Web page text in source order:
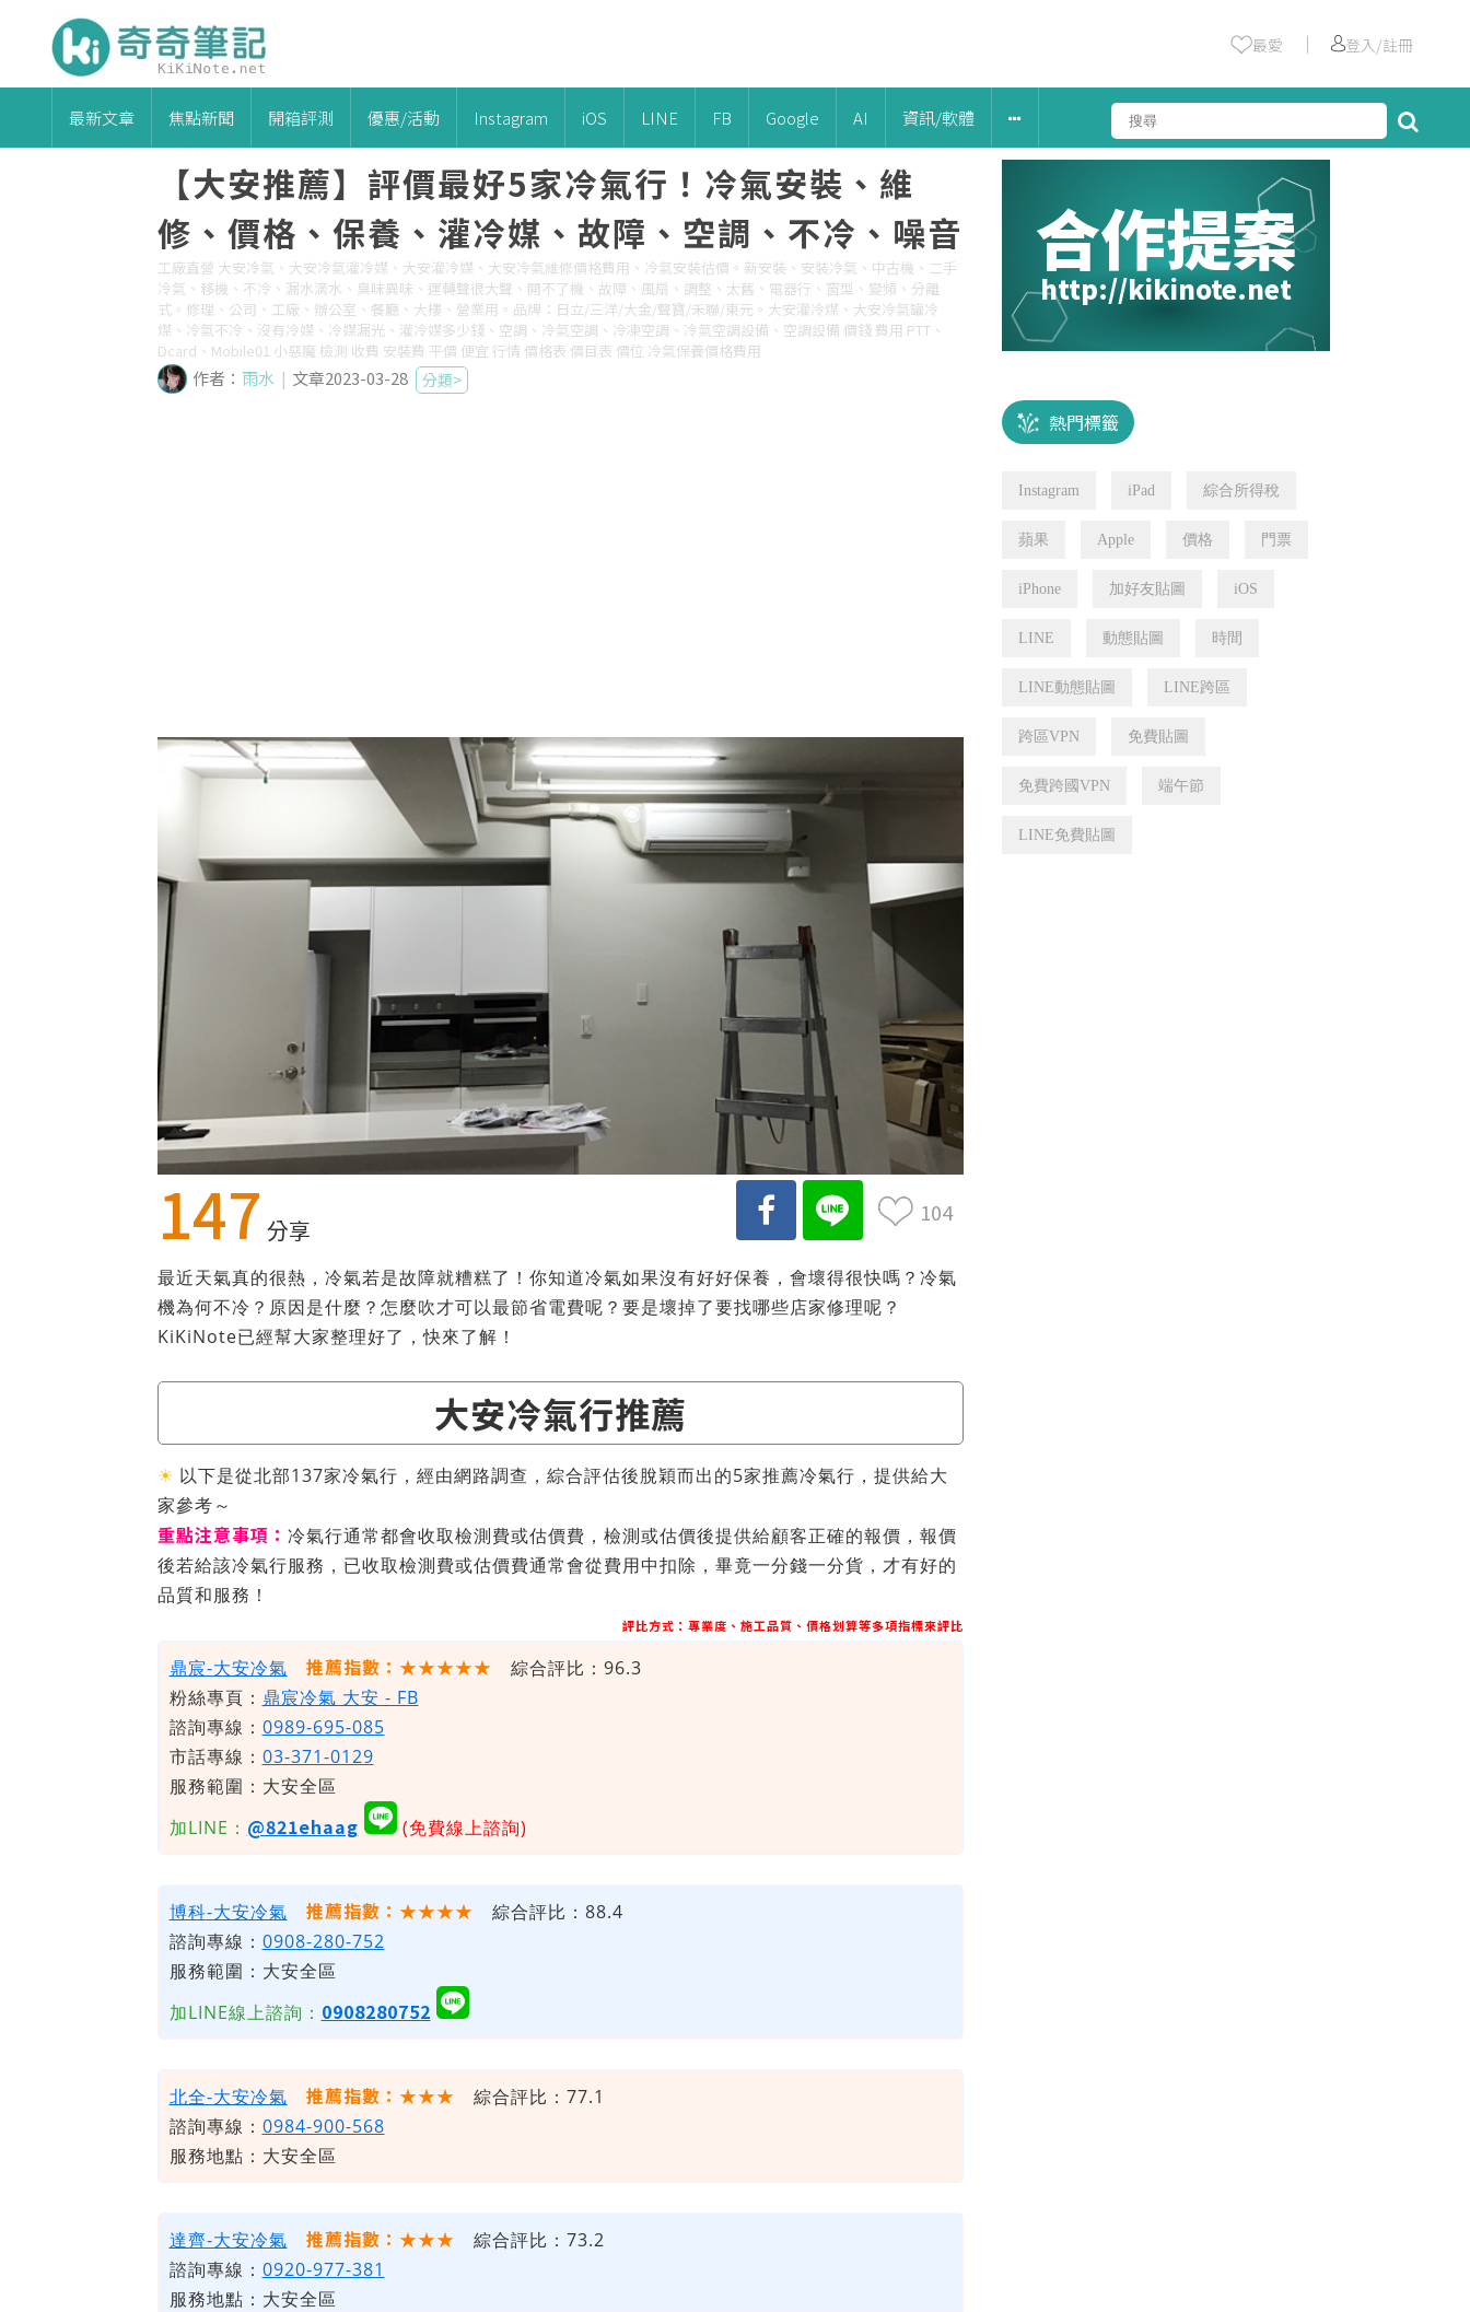
最愛 ｜ 登入/註冊
最新文章 焦點新聞 開箱評測 優惠/活動 Instagram iOS LINE FB Google AI 資訊/軟體
合作提案
http://kikinote.net
熱門標籤
Instagram iPad 綜合所得稅
蘋果 Apple 價格 門票
iPhone 加好友貼圖 iOS
LINE 動態貼圖 時間
LINE動態貼圖 LINE跨區
跨區VPN 免費貼圖
免費跨國VPN 端午節
LINE免費貼圖
【大安推薦】評價最好5家冷氣行！冷氣安裝、維
修、價格、保養、灌冷媒、故障、空調、不冷、噪音
工廠直營 大安冷氣、大安冷氣灌冷媒、大安灌冷媒、大安冷氣維修價格費用、冷氣安裝估價。新安裝、安裝冷氣、中古機、二手
冷氣、移機、不冷、漏水滴水、臭味異味、運轉聲很大聲、開不了機、故障、風扇、調整、太舊、電器行、窗型、變頻、分離
式。修理、公司、工廠、辦公室、餐廳、大樓、營業用。品牌：日立/三洋/大金/聲寶/禾聯/東元。大安灌冷煤、大安冷氣罐冷
煤、冷氣不冷、沒有冷媒、冷媒漏光、灌冷媒多少錢、空調、冷氣空調、冷凍空調、冷氣空調設備、空調設備 價錢 費用 PTT、
Dcard、Mobile01 小惡魔 檢測 收費 安裝費 平價 便宜 行情 價格表 價目表 價位 冷氣保養價格費用
作者： 雨水 | 文章2023-03-28 分類>
147 分享
104
最近天氣真的很熱，冷氣若是故障就糟糕了！你知道冷氣如果沒有好好保養，會壞得很快嗎？冷氣
機為何不冷？原因是什麼？怎麼吹才可以最節省電費呢？要是壞掉了要找哪些店家修理呢？
KiKiNote已經幫大家整理好了，快來了解！
大安冷氣行推薦
☀ 以下是從北部137家冷氣行，經由網路調查，綜合評估後脫穎而出的5家推薦冷氣行，提供給大
家參考～
重點注意事項： 冷氣行通常都會收取檢測費或估價費，檢測或估價後提供給顧客正確的報價，報價
後若給該冷氣行服務，已收取檢測費或估價費通常會從費用中扣除，畢竟一分錢一分貨，才有好的
品質和服務！
評比方式：專業度、施工品質、價格划算等多項指標來評比
鼎宸-大安冷氣 推薦指數：★★★★★ 綜合評比：96.3
粉絲專頁： 鼎宸冷氣 大安 - FB
諮詢專線： 0989-695-085
市話專線： 03-371-0129
服務範圍：大安全區
加LINE： @821ehaag (免費線上諮詢)
博科-大安冷氣 推薦指數：★★★★ 綜合評比： 88.4
諮詢專線： 0908-280-752
服務範圍：大安全區
加LINE線上諮詢： 0908280752
北全-大安冷氣 推薦指數：★★★ 綜合評比： 77.1
諮詢專線： 0984-900-568
服務地點：大安全區
達齊-大安冷氣 推薦指數：★★★ 綜合評比： 73.2
諮詢專線： 0920-977-381
服務地點：大安全區